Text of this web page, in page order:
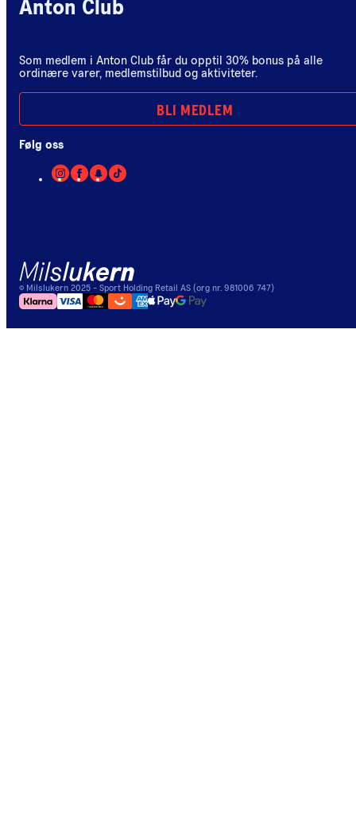
Anton Club
Som medlem i Anton Club får du opptil 30% bonus på alle
ordinære varer, medlemstilbud og aktiviteter.
BLI MEDLEM
Følg oss
© Milslukern 2025 - Sport Holding Retail AS (org nr. 981006 747)